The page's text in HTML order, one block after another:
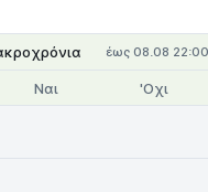
έως 08.08 22:00
Ναι 'Οχι